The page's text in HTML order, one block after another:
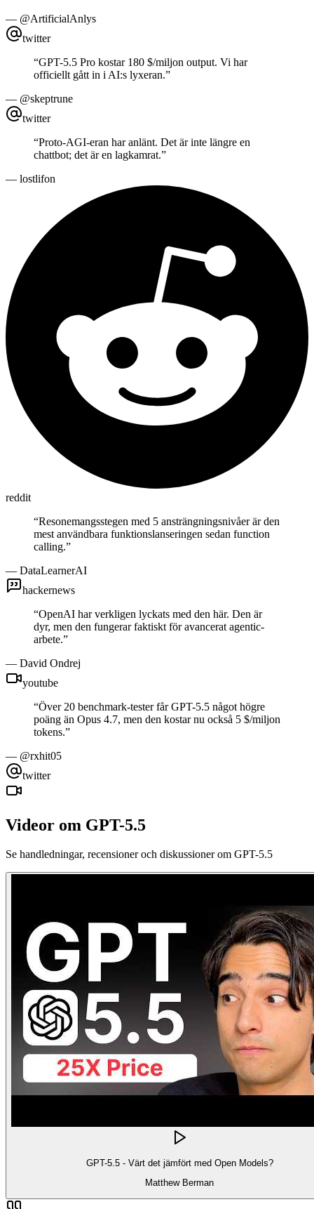
— @ArtificialAnlys
twitter
“GPT-5.5 Pro kostar 180 $/miljon output. Vi har
officiellt gått in i AI:s lyxeran.”
— @skeptrune
twitter
“Proto-AGI-eran har anlänt. Det är inte längre en
chattbot; det är en lagkamrat.”
— lostlifon
reddit
“Resonemangsstegen med 5 ansträngningsnivåer är den
mest användbara funktionslanseringen sedan function
calling.”
— DataLearnerAI
hackernews
“OpenAI har verkligen lyckats med den här. Den är
dyr, men den fungerar faktiskt för avancerat agentic-
arbete.”
— David Ondrej
youtube
“Över 20 benchmark-tester får GPT-5.5 något högre
poäng än Opus 4.7, men den kostar nu också 5 $/miljon
tokens.”
— @rxhit05
twitter
Videor om GPT-5.5
Se handledningar, recensioner och diskussioner om GPT-5.5
GPT-5.5 - Värt det jämfört med Open Models?
Matthew Berman